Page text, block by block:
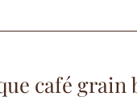
café grain